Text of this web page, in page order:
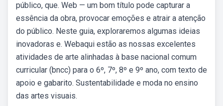
público, que. Web — um bom título pode capturar a
essência da obra, provocar emoções e atrair a atenção
do público. Neste guia, exploraremos algumas ideias
inovadoras e. Webaqui estão as nossas excelentes
atividades de arte alinhadas à base nacional comum
curricular (bncc) para o 6º, 7º, 8º e 9º ano, com texto de
apoio e gabarito. Sustentabilidade e moda no ensino
das artes visuais.